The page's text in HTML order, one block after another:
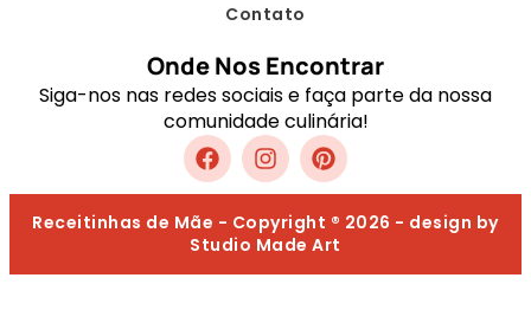
Contato
Onde Nos Encontrar
Siga-nos nas redes sociais e faça parte da nossa
comunidade culinária!
Receitinhas de Mãe - Copyright ® 2026 - design by
Studio Made Art